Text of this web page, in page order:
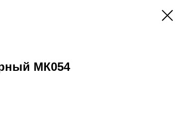
МК054